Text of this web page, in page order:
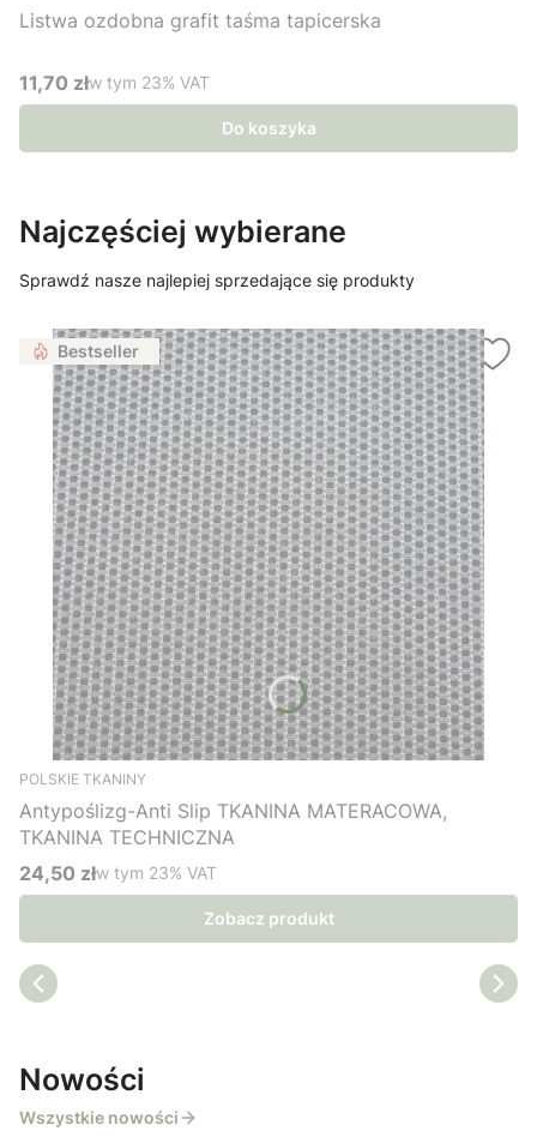
Listwa ozdobna grafit taśma tapicerska
Cena brutto
11,70 złw tym %s VAT
w tym 23% VAT
Do koszyka
Najczęściej wybierane
Sprawdź nasze najlepiej sprzedające się produkty
Bestseller
POLSKIE TKANINY
Antypoślizg-Anti Slip TKANINA MATERACOWA,
TKANINA TECHNICZNA
Cena brutto
24,50 złw tym %s VAT
w tym 23% VAT
Zobacz produkt
Nowości
Wszystkie nowości